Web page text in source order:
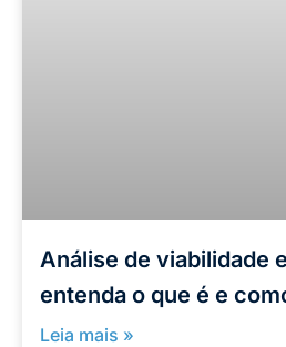
Análise de viabilidade
entenda o que é e
Leia mais »